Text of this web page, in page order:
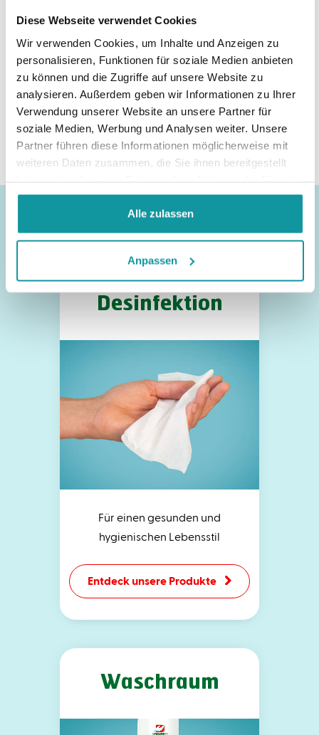
Diese Webseite verwendet Cookies
Wir verwenden Cookies, um Inhalte und Anzeigen zu
personalisieren, Funktionen für soziale Medien anbieten
zu können und die Zugriffe auf unsere Website zu
analysieren. Außerdem geben wir Informationen zu Ihrer
Verwendung unserer Website an unsere Partner für
soziale Medien, Werbung und Analysen weiter. Unsere
Partner führen diese Informationen möglicherweise mit
weiteren Daten zusammen, die Sie ihnen bereitgestellt
gesammelt haben.
Alle zulassen
Anpassen
Standartspender
Andere Produktkategorien
Desinfektion
Für einen gesunden und
hygienischen Lebensstil
Entdeck unsere Produkte
Waschraum